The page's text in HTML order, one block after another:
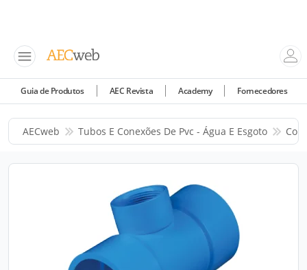
Guia de Produtos AEC Revista Academy Fornecedores
AECweb Tubos E Conexões De Pvc - Água E Esgoto